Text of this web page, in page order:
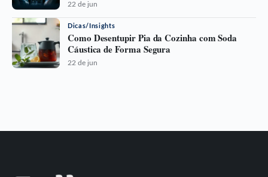
22 de jun
Dicas/Insights
Como Desentupir Pia da Cozinha com Soda
Cáustica de Forma Segura
22 de jun